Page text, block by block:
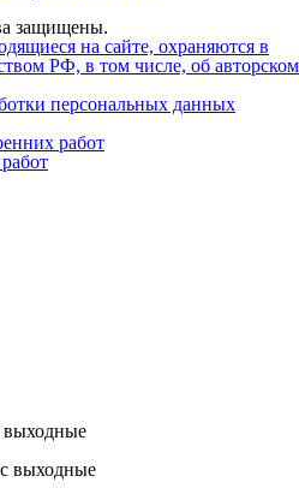
защищены.
на сайте, охраняются в
РФ, в том числе, об авторском
персональных данных
работ
выходные